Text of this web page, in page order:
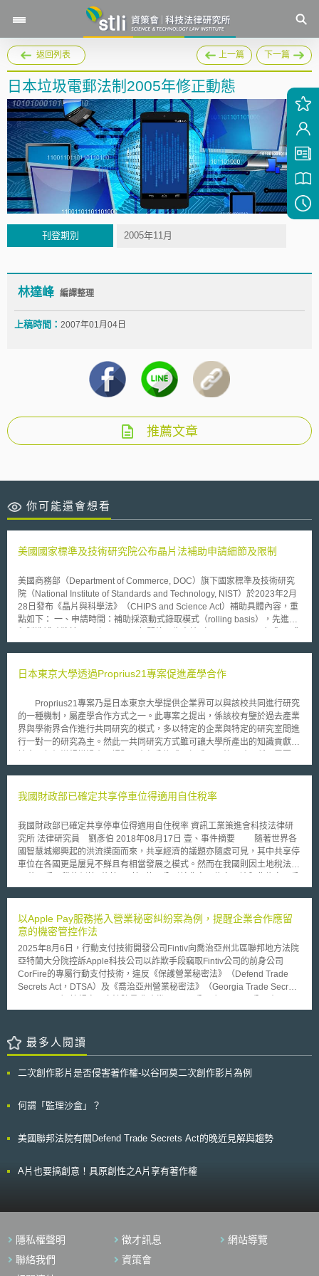
返回列表 上一篇 下一篇
日本垃圾電郵法制2005年修正動態
刊登期別 2005年11月
林達峰 編譯整理
上稿時間： 2007年01月04日
推薦文章
你可能還會想看
美國國家標準及技術研究院公布晶片法補助申請細節及限制
美國商務部（Department of Commerce, DOC）旗下國家標準及技術研究
院（National Institute of Standards and Technology, NIST）於2023年2月
28日發布《晶片與科學法》（CHIPS and Science Act）補助具體內容，重
點如下： 一、申請時間：補助採滾動式錄取模式（rolling basis），先進製
申請（full application）；成熟製程與其他相關生產設施的製造補助，將分
金額：補助分為直接補助（direct funding）、聯邦政府貸款（federal
個計畫可透過一種以上之方式獲得補助，然整體補助金額不得超出預估資本
支出的35％。 三、申請流程 1.意向聲明（statement of interest）：申請人
須提供半導體製造工廠投資計畫的簡要說明，俾利NIST旗下晶片計畫辦公
室（CHIPS Program Office）為未來審查進行準備。 2.預先申請：申請人提
與申請人簽訂不具約束力的初步備忘錄（non-binding Preliminary
diligence）：在經過上述程序後，晶片計畫辦公室如認為申請人合理且可能
（reasonably likely）取得補助，將對申請人進行盡職調查。 5.補助發放：
通過盡職調查後，DOC將開始準備發放補助。 四、補助規範與限制 1.禁止
買回庫藏股（stock buybacks）：受補助者不得將補助款用於買回庫藏股。
2.人力資源計畫：申請人要求的補助金額若超過1億5千萬美元，須額外說明
將如何提供員工可負擔且高品質的子女托育服務。 3.建造期限：受補助者必
須於DOC所決定的特定日期（target dates）前開始或完成廠房建造，否則
DOC會視情況決定是否收回補助。 4.分潤：補助金額超過1億5千萬美元
時，受補助者須與美國政府分享超過申請計畫中所預估之收益，但最高不超
過直接補助金額的75％。 5.不得於特定國家擴產與進行研究：受補助者於
10年內或與DOC合意的期間內，除特定情況下（15 U.S.C. § 4652(a)(6)
(C)），不得於特定國家，如中國，進行大規模半導體製造的擴產（material
expansion）、聯合研究（joint research）或技術授權（technology
licensing），違反者將會被DOC收回全額補助。
日本東京大學透過Proprius21專案促進產學合作
Proprius21專案乃是日本東京大學提供企業界可以與該校共同進行研究
的一種機制，屬產學合作方式之一。此專案之提出，係該校有鑒於過去產業
界與學術界合作進行共同研究的模式，多以特定的企業與特定的研究室間進
行一對一的研究為主。然此一共同研究方式雖可讓大學所產出的知識貢獻給
個可以創造更大規模的創新的機制。基此，東京大學希望透過Proprius21專
案，以實現從多樣化的觀點來因應數個或一個企業需求之共同研究（多對多
術界相遇的場合」的廣場活動。(2)濃縮出最佳的主題，以及尋找最佳成員
之個別活動。(3)由成員縝密地製作計畫，由成員以外的人審視計畫內容，
打造一個更為優質計劃的篩選活動。 為了推動Proprius21專案，東京
大學係由產學合作研究推進部協助日本企業與校內研究人員進行個別的會議
的內容等各種支援。
我國財政部已確定共享停車位得適用自住稅率
我國財政部已確定共享停車位得適用自住稅率 資訊工業策進會科技法律研
究所 法律研究員 劉彥伯 2018年08月17日 壹、事件摘要 隨著世界各
國智慧城鄉興起的洪流撲面而來，共享經濟的議題亦隨處可見，其中共享停
車位在各國更是屢見不鮮且有相當發展之模式。然而在我國則因土地稅法第
屋課與較自用者為高之稅率[1]，共享停車位之發展亦因此受到阻礙；據此，
最大效率，國家發展委員會（下稱國發會）廣邀交通部、財政部等權責機關
對此新興商業模式進行法規鬆綁討論，嗣後財政部認為停車位若符合特定條
適度的釋出停車空間供有需要的人使用[2]。 貳、重點說明 為通盤了解
自用住宅用地（地價稅）、住家用房屋（房屋稅）優惠稅率對共享停車位經
營模式的影響，謹就相關法律議題分點論述： 一、與他人共享停車位實質
上為出租停車位予他人 停車位所有權人將其因上班或外出等其他因素
就閒置期間出租，而較月租者時間短暫許多，不過二者間之基礎法律關係並
無差異。 二、出租停車位予他人原先無法適用自用住宅、房屋等優惠稅率
若房屋所有權人[4]將其所有權範圍內的停車位出租予他人使用，則非屬
千分之十為基本稅率且須累進課徵，而無法適用自用住宅用地較為優惠的千
同條第2項、住家用房屋供自住及公益出租人出租使用認定標準第2條第1款
等規定，則不符自住或公益出租等情事，則須依同條項第2款課與百分之三
共享停車位之特殊性 觀諸國際上共享停車位的成功運作案例，如英國
的權利、便利收費機制等，方便有停車需求的人使用閒置停車位，反觀我國
閒置期間租人使用，故財政部就此議題的課稅鬆綁，實質上為共享停車位的
質上仍為停車位的租賃關係，但因其僅就自用停車位閒置期間出租，故具有
以Apple Pay服務捲入營業秘密糾紛案為例，提醒企業合作應留
意的機密管控作法
2025年8月6日，行動支付技術開發公司Fintiv向喬治亞州北區聯邦地方法院
亞特蘭大分院控訴Apple科技公司以詐欺手段竊取Fintiv公司的前身公司
CorFire的專屬行動支付技術，違反《保護營業秘密法》（Defend Trade
Secrets Act，DTSA）及《喬治亞州營業秘密法》（Georgia Trade Secrets
年至2012年間，以行動支付技術之業務合作為由，與CorFire公司進行多次
支付技術的詳細實施方案之接觸權限，並要求CorFire公司上傳部分機密資
料至Apple公司管理的共享平臺，以促進合作交流關係，最終Apple公司放
並應用於其在2014年推出的Apple Pay行動支付服務。Fintiv公司進一步主
盟，並隱瞞其非法取得技術的真相，宣稱Apple公司自主研發Apple Pay。
似策略，如以合作名義獲取其他企業之機密，進而不當使用多項機密以進行
資料，仍存在終止合作衍生的機密外洩糾紛，如：機密資料歸屬不清、逾越
授權範圍使用機密資料等風險。建議企業在「資料提供前」，應先透過「盤
法已為資策會科法所創意智財中心於2023年發布之「營業秘密保護管理規
範」所涵蓋，企業如欲精進系統化的營業秘密管理作法，可以參考此規範。
最多人閱讀
二次創作影片是否侵害著作權-以谷阿莫二次創作影片為例
何謂「監理沙盒」？
美國聯邦法院有關Defend Trade Secrets Act的晚近見解與趨勢
A片也要搞創意！具原創性之A片享有著作權
隱私權聲明 徵才訊息
網站導覽
聯絡我們
資策會